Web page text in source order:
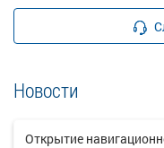
Новости
Открытие